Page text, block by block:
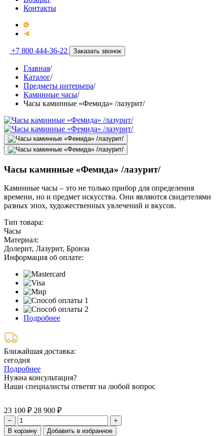
Контакты
+7 800 444-36-22 Заказать звонок
Главная/
Каталог/
Предметы интерьера/
Каминные часы/
Часы каминные «Фемида» /лазурит/
Часы каминные «Фемида» /лазурит/
Каминные часы – это не только прибор для определения
времени, но и предмет искусства. Они являются свидетелями
разных эпох, художественных увлечений и вкусов.
Тип товара:
Часы
Материал:
Долерит, Лазурит, Бронза
Информация об оплате:
Подробнее
Ближайшая доставка:
сегодня
Подробнее
Нужна консультация?
Наши специалисты ответят на любой вопрос
23 100 ₽ 28 900 ₽
−
+
В корзину
Добавить в избранное